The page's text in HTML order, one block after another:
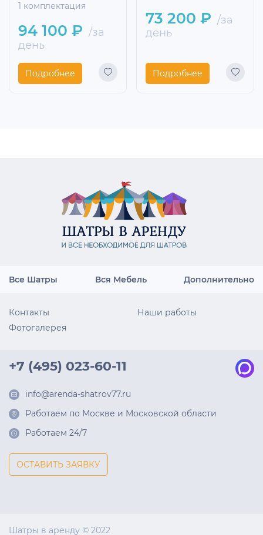
1 комплектация
94 100 ₽ /за
день
Подробнее
73 200 ₽ /за
день
Подробнее
Все Шатры Вся Мебель Дополнительно
Контакты
Наши работы
Фотогалерея
+7 (495) 023-60-11
info@arenda-shatrov77.ru
Работаем по Москве и Московской области
Работаем 24/7
ОСТАВИТЬ ЗАЯВКУ
Шатры в аренду © 2022